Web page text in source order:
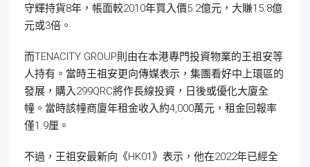
守輝持貨8年，帳面較2010年買入價5.2億元，大賺15.8億
元或3倍。
而TENACITY GROUP則由在本港專門投資物業的王祖安等
人持有。當時王祖安更向傳媒表示，集團看好中上環區的
發展，購入299QRC將作長線投資，日後或優化大廈全
幢。當時該幢商廈年租金收入約4,000萬元，租金回報率
僅1.9厘。
不過，王祖安最新向《HK01》表示，他在2022年已經全